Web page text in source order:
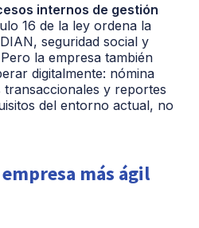
internos de gestión
16 de la ley ordena la
seguridad social y
la empresa también
digitalmente: nómina
y reportes
del entorno actual, no
más ágil